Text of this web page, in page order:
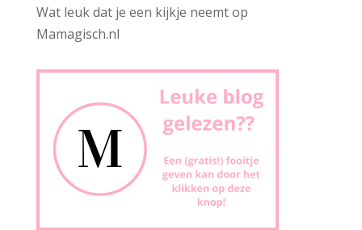
Wat leuk dat je een kijkje neemt op
Mamagisch.nl